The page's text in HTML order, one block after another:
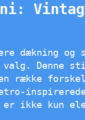
dækning
Denne
række
ikke kun